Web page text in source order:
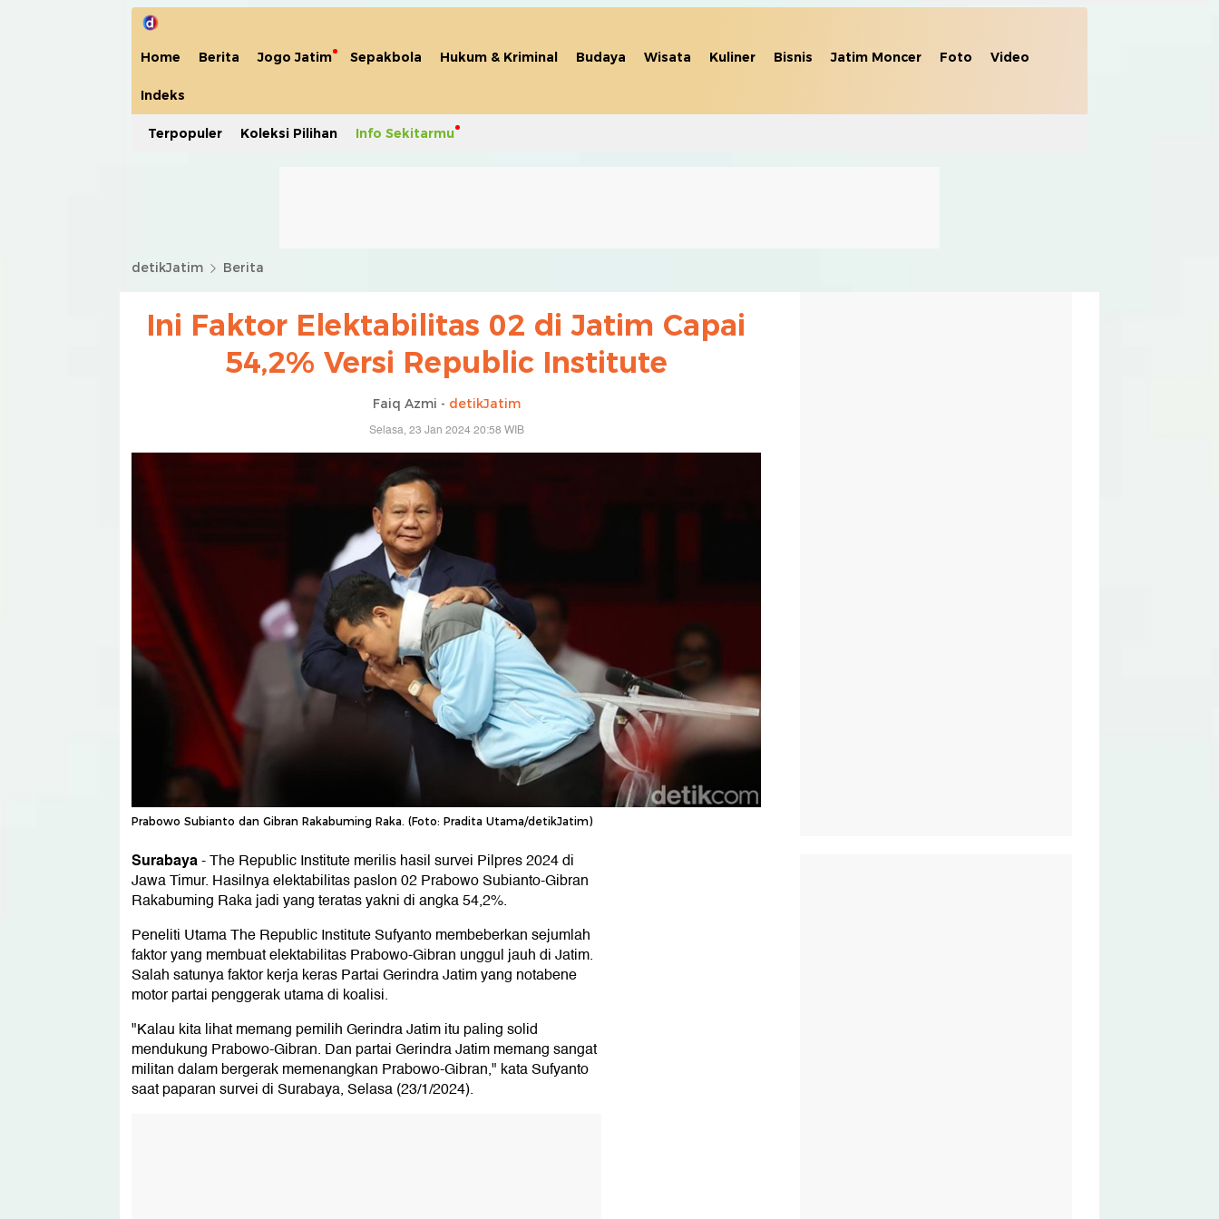
Home Berita Jogo Jatim Sepakbola Hukum & Kriminal Budaya Wisata Kuliner Bisnis Jatim Moncer Foto Video
Indeks
Terpopuler Koleksi Pilihan Info Sekitarmu
detikJatim Berita
Ini Faktor Elektabilitas 02 di Jatim Capai
54,2% Versi Republic Institute
Faiq Azmi - detikJatim
Selasa, 23 Jan 2024 20:58 WIB
Prabowo Subianto dan Gibran Rakabuming Raka. (Foto: Pradita Utama/detikJatim)
Surabaya-The Republic Institute merilis hasil survei Pilpres 2024 di
Jawa Timur. Hasilnya elektabilitas paslon 02 Prabowo Subianto-Gibran
Rakabuming Raka jadi yang teratas yakni di angka 54,2%.
Peneliti Utama The Republic Institute Sufyanto membeberkan sejumlah
faktor yang membuat elektabilitas Prabowo-Gibran unggul jauh di Jatim.
Salah satunya faktor kerja keras Partai Gerindra Jatim yang notabene
motor partai penggerak utama di koalisi.
"Kalau kita lihat memang pemilih Gerindra Jatim itu paling solid
mendukung Prabowo-Gibran. Dan partai Gerindra Jatim memang sangat
militan dalam bergerak memenangkan Prabowo-Gibran," kata Sufyanto
saat paparan survei di Surabaya, Selasa (23/1/2024).